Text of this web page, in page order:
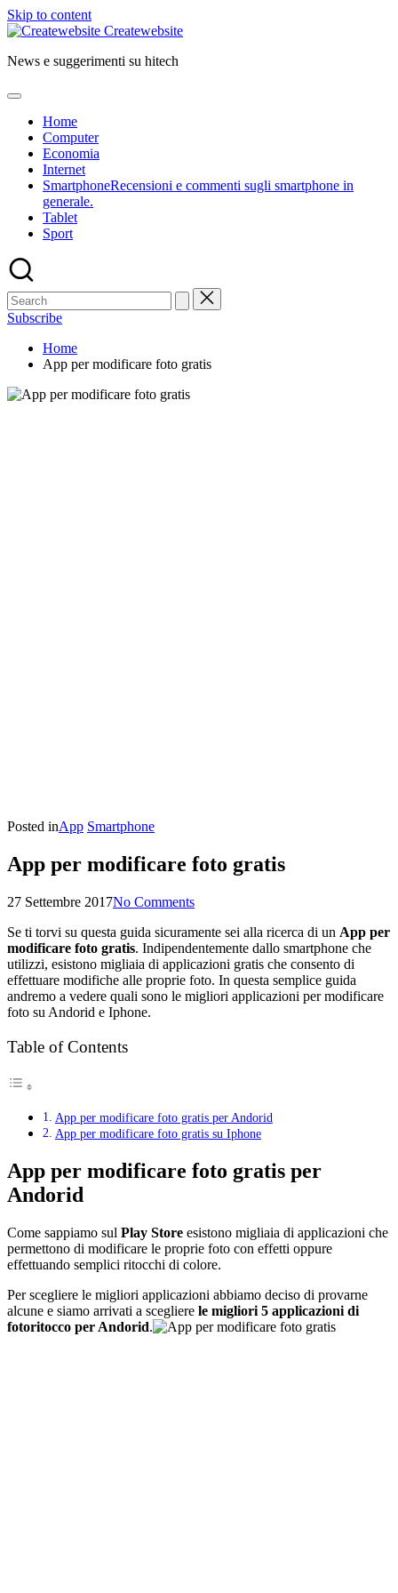
Skip to content
Createwebsite
News e suggerimenti su hitech
Home
Computer
Economia
Internet
SmartphoneRecensioni e commenti sugli smartphone in
generale.
Tablet
Sport
Subscribe
Home
App per modificare foto gratis
Posted inApp Smartphone
App per modificare foto gratis
27 Settembre 2017No Comments
Se ti torvi su questa guida sicuramente sei alla ricerca di un App per
modificare foto gratis. Indipendentemente dallo smartphone che
utilizzi, esistono migliaia di applicazioni gratis che consento di
effettuare modifiche alle proprie foto. In questa semplice guida
andremo a vedere quali sono le migliori applicazioni per modificare
foto su Andorid e Iphone.
Table of Contents
App per modificare foto gratis per Andorid
App per modificare foto gratis su Iphone
App per modificare foto gratis per
Andorid
Come sappiamo sul Play Store esistono migliaia di applicazioni che
permettono di modificare le proprie foto con effetti oppure
effettuando semplici ritocchi di colore.
Per scegliere le migliori applicazioni abbiamo deciso di provarne
alcune e siamo arrivati a scegliere le migliori 5 applicazioni di
fotoritocco per Andorid.